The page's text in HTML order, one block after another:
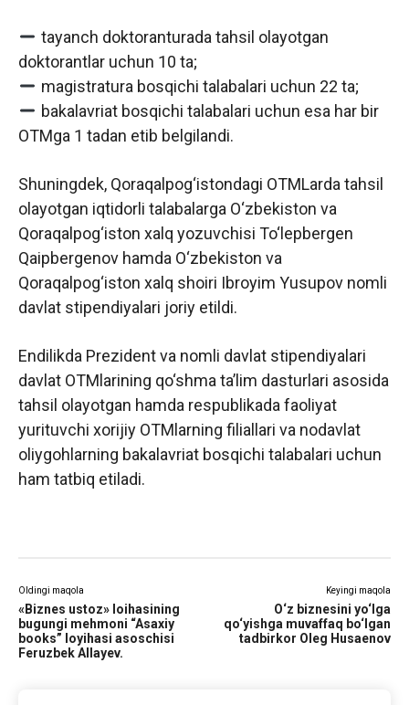
tayanch doktoranturada tahsil olayotgan
doktorantlar uchun 10 ta;
magistratura bosqichi talabalari uchun 22 ta;
bakalavriat bosqichi talabalari uchun esa har bir
OTMga 1 tadan etib belgilandi.
Shuningdek, Qoraqalpog‘istondagi OTMLarda tahsil
olayotgan iqtidorli talabalarga O‘zbekiston va
Qoraqalpog‘iston xalq yozuvchisi To‘lepbergen
Qaipbergenov hamda O‘zbekiston va
Qoraqalpog‘iston xalq shoiri Ibroyim Yusupov nomli
davlat stipendiyalari joriy etildi.
Endilikda Prezident va nomli davlat stipendiyalari
davlat OTMlarining qo‘shma ta’lim dasturlari asosida
tahsil olayotgan hamda respublikada faoliyat
yurituvchi xorijiy OTMlarning filiallari va nodavlat
oliygohlarning bakalavriat bosqichi talabalari uchun
ham tatbiq etiladi.
Oldingi maqola
«Biznes ustoz» loihasining
bugungi mehmoni “Asaxiy
books” loyihasi asoschisi
Feruzbek Allayev.
Keyingi maqola
O‘z biznesini yo‘lga
qo‘yishga muvaffaq bo‘lgan
tadbirkor Oleg Husaenov